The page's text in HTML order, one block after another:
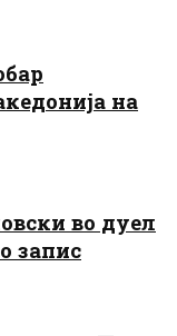
на
во дуел
запис